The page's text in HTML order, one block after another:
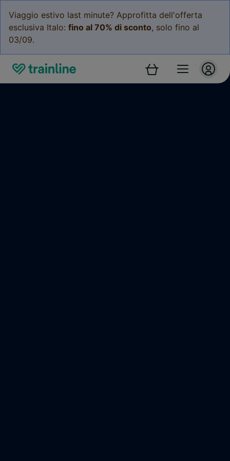
Viaggio estivo last minute? Approfitta dell'offerta
esclusiva Italo: fino al 70% di sconto, solo fino al
03/09.